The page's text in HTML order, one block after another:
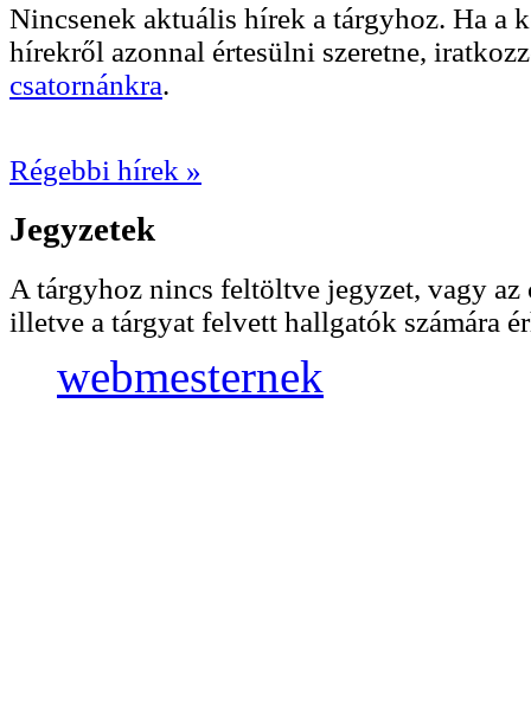
Nincsenek aktuális hírek a tárgyhoz. Ha a
hírekről azonnal értesülni szeretne,
csatornánkra.
Régebbi hírek »
Jegyzetek
A tárgyhoz nincs feltöltve jegyzet, vagy az
illetve a tárgyat felvett hallgatók számára
webmesternek